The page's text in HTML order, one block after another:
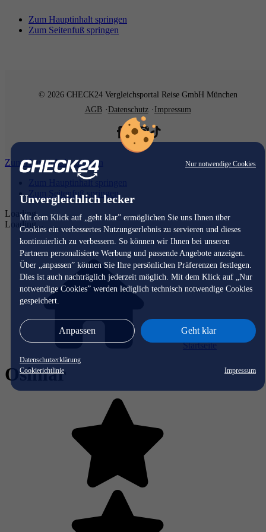
Nur notwendige Cookies
Unvergleichlich lecker
Mit dem Klick auf „geht klar” ermöglichen Sie uns Ihnen über
Cookies ein verbessertes Nutzungserlebnis zu servieren und dieses
kontinuierlich zu verbessern. So können wir Ihnen bei unseren
Partnern personalisierte Werbung und passende Angebote anzeigen.
Über „anpassen” können Sie Ihre persönlichen Präferenzen festlegen.
Dies ist auch nachträglich jederzeit möglich. Mit dem Klick auf „Nur
notwendige Cookies” werden lediglich technisch notwendige Cookies
gespeichert.
Anpassen Geht klar
Datenschutzerklärung
Cookierichtlinie
Impressum
Zum Hauptinhalt springen
Zum Seitenfuß springen
© 2026 CHECK24 Vergleichsportal Reise GmbH München
AGB
Datenschutz Impressum
Zum Hauptinhalt springen
Zum Hauptinhalt springen
Zum Seitenfuß springen
Loading...
Loading...
Startseite
Osimar